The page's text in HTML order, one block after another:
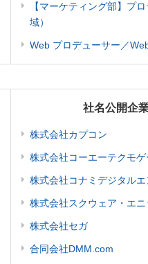
【マーケティング部】プ
域）
Web プロデューサー／
社名公開企
株式会社カプコン
株式会社コーエーテクモゲ
株式会社コナミデジタル
株式会社スクウェア・エニ
株式会社セガ
合同会社DMM.com